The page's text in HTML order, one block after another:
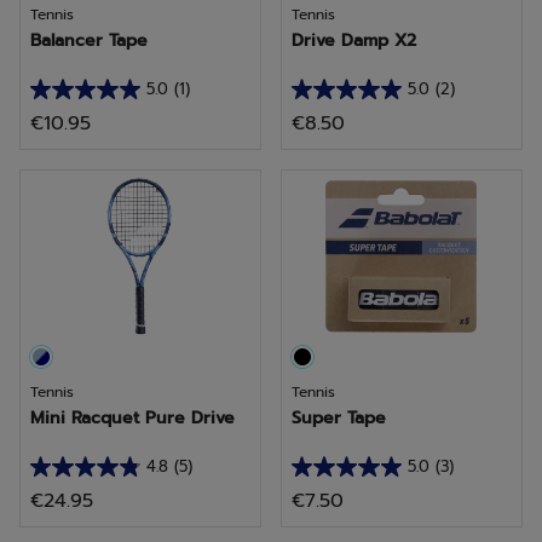
Tennis
Balancer Tape
5.0 (1)
5.0
van
beoordeling
€10.95
Tennis
Drive Damp X2
5.0 (2)
5.0
van
sterren.
beoordelingen
€8.50
Tennis
Mini Racquet Pure Drive
4.8 (5)
4.8
van
€24.95
Tennis
Super Tape
5.0 (3)
5.0
van
€7.50